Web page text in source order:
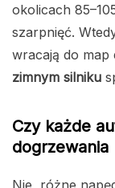
okolicach
szarpnięć.
wracają do map
zimnym silniku
Czy każde
dogrzewania
Nie, różne